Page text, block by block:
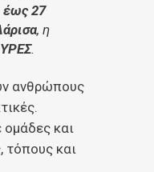
έως 27
, η
.
ανθρώπους
και
τόπους και